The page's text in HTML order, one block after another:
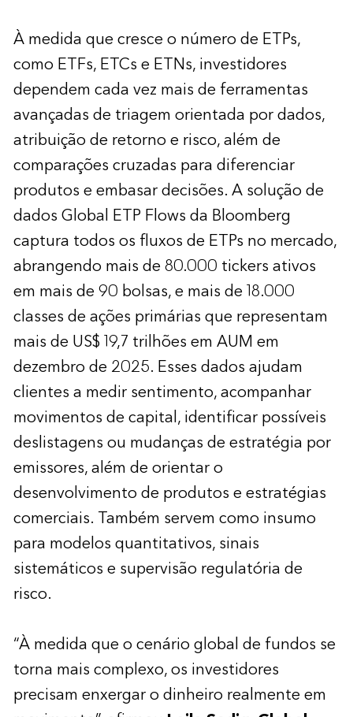
À medida que cresce o número de ETPs,
como ETFs, ETCs e ETNs, investidores
dependem cada vez mais de ferramentas
avançadas de triagem orientada por dados,
atribuição de retorno e risco, além de
comparações cruzadas para diferenciar
produtos e embasar decisões. A solução de
dados Global ETP Flows da Bloomberg
captura todos os fluxos de ETPs no mercado,
abrangendo mais de 80.000 tickers ativos
em mais de 90 bolsas, e mais de 18.000
classes de ações primárias que representam
mais de US$ 19,7 trilhões em AUM em
dezembro de 2025. Esses dados ajudam
clientes a medir sentimento, acompanhar
movimentos de capital, identificar possíveis
deslistagens ou mudanças de estratégia por
emissores, além de orientar o
desenvolvimento de produtos e estratégias
comerciais. Também servem como insumo
para modelos quantitativos, sinais
sistemáticos e supervisão regulatória de
risco.
“À medida que o cenário global de fundos se
torna mais complexo, os investidores
precisam enxergar o dinheiro realmente em